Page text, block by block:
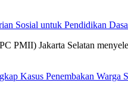
Sosial untuk Pendidikan
PMII) Jakarta Selatan